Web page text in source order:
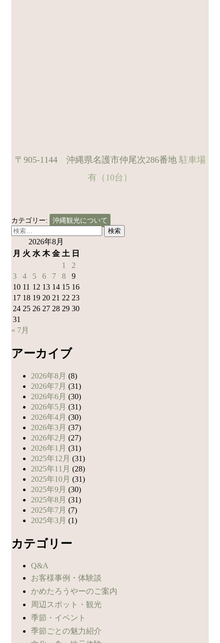
〒905-1144 沖縄県名護市仲尾次286番地駐車場
有（10台）
カテゴリー: 沖縄観光について
検
2026年8月
月 火 水 木 金 土 日
1
2
3
4 5 6 7 8
9
10 11 12 13 14 15 16
17 18 19 20 21 22 23
24 25 26 27 28 29 30
31
« 7月
アーカイブ
2026年8月 (8)
2026年7月 (31)
2026年6月 (30)
2026年5月 (31)
2026年4月 (30)
2026年3月 (37)
2026年2月 (27)
2026年1月 (31)
2025年12月 (31)
2025年11月 (28)
2025年10月 (31)
2025年9月 (30)
2025年8月 (31)
2025年7月 (7)
2025年3月 (1)
カテゴリー
Q&A
お客様事例・体験談
かめたろうやーのご案内
周辺スポット・観光
季節・イベント
季節ごとの魅力紹介